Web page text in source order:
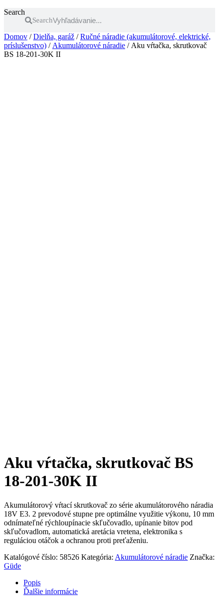
Search
Search
Domov /Dielňa, garáž /Ručné náradie (akumulátorové, elektrické,
príslušenstvo) / Akumulátorové náradie / Aku vŕtačka, skrutkovač
BS 18-201-30K II
Aku vŕtačka, skrutkovač BS
18-201-30K II
Akumulátorový vŕtací skrutkovač zo série akumulátorového náradia
18V E3. 2 prevodové stupne pre optimálne využitie výkonu, 10 mm
odnímateľné rýchloupínacie skľučovadlo, upínanie bitov pod
skľučovadlom, automatická aretácia vretena, elektronika s
reguláciou otáčok a ochranou proti preťaženiu.
Katalógové číslo: 58526 Kategória: Akumulátorové náradie Značka:
Güde
Popis
Ďalšie informácie